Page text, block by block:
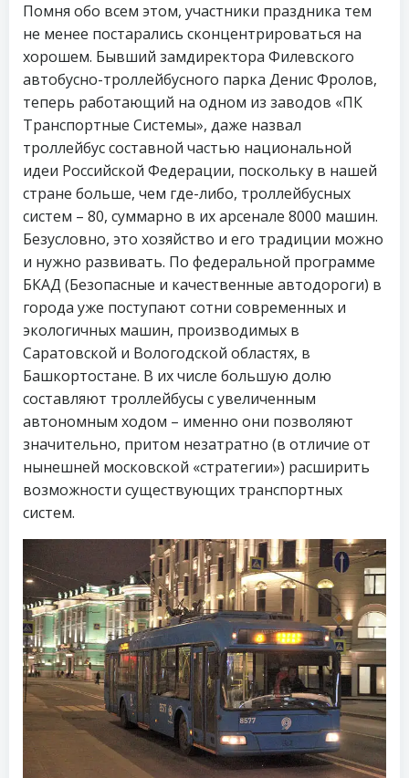
Помня обо всем этом, участники праздника тем
не менее постарались сконцентрироваться на
хорошем. Бывший замдиректора Филевского
автобусно-троллейбусного парка Денис Фролов,
теперь работающий на одном из заводов «ПК
Транспортные Системы», даже назвал
троллейбус составной частью национальной
идеи Российской Федерации, поскольку в нашей
стране больше, чем где-либо, троллейбусных
систем – 80, суммарно в их арсенале 8000 машин.
Безусловно, это хозяйство и его традиции можно
и нужно развивать. По федеральной программе
БКАД (Безопасные и качественные автодороги) в
города уже поступают сотни современных и
экологичных машин, производимых в
Саратовской и Вологодской областях, в
Башкортостане. В их числе большую долю
составляют троллейбусы с увеличенным
автономным ходом – именно они позволяют
значительно, притом незатратно (в отличие от
нынешней московской «стратегии») расширить
возможности существующих транспортных
систем.